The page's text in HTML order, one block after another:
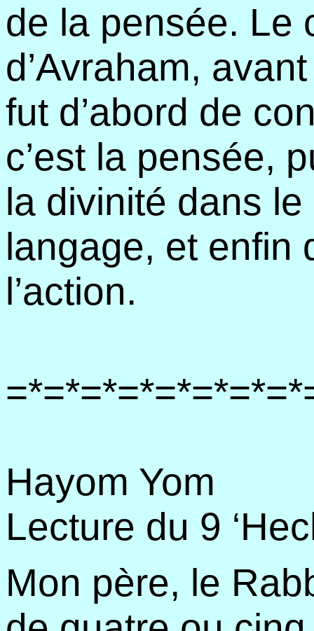
de la pensée. Le
d’Avraham,
fut d’abord de
c’est la pensée,
la divinité dans le
langage, et enfin
l’action.
Hayom Yom
Lecture du 9
Mon père, le